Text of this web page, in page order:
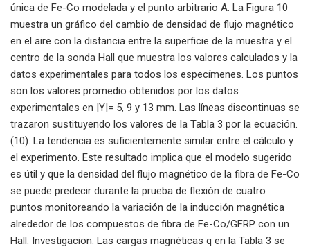
única de Fe-Co modelada y el punto arbitrario A. La Figura 10
muestra un gráfico del cambio de densidad de flujo magnético
en el aire con la distancia entre la superficie de la muestra y el
centro de la sonda Hall que muestra los valores calculados y la
datos experimentales para todos los especímenes. Los puntos
son los valores promedio obtenidos por los datos
experimentales en |Y|= 5, 9 y 13 mm. Las líneas discontinuas se
trazaron sustituyendo los valores de la Tabla 3 por la ecuación.
(10). La tendencia es suficientemente similar entre el cálculo y
el experimento. Este resultado implica que el modelo sugerido
es útil y que la densidad del flujo magnético de la fibra de Fe-Co
se puede predecir durante la prueba de flexión de cuatro
puntos monitoreando la variación de la inducción magnética
alrededor de los compuestos de fibra de Fe-Co/GFRP con un
Hall. Investigacion. Las cargas magnéticas q en la Tabla 3 se